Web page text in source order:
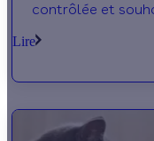
contrôlée et
hygroréglable ?
appareil, et vous
disponibles, afin
sa mise en place !
Lire